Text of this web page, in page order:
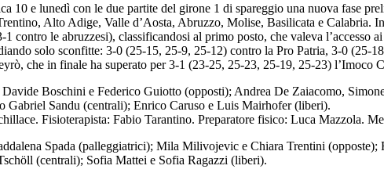
10 e lunedì con le due partite del girone 1 di spareggio una nuova fase
Alto Adige, Valle d’Aosta, Abruzzo, Molise, Basilicata e Calabria.
contro le abruzzesi), classificandosi al primo posto, che valeva l’accesso
solo sconfitte: 3-0 (25-15, 25-9, 25-12) contro la Pro Patria, 3-0 (25-
che in finale ha superato per 3-1 (23-25, 25-23, 25-19, 25-23) l’Imoco
Boschini e Federico Guiotto (opposti); Andrea De Zaiacomo,
Sandu (centrali); Enrico Caruso e Luis Mairhofer (liberi).
Fisioterapista: Fabio Tarantino. Preparatore fisico: Luca Mazzola.
Spada (palleggiatrici); Mila Milivojevic e Chiara Trentini (opposte);
(centrali); Sofia Mattei e Sofia Ragazzi (liberi).